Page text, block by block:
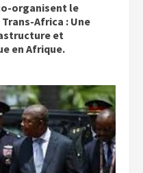
organisent le
Africa : Une
et
en Afrique.